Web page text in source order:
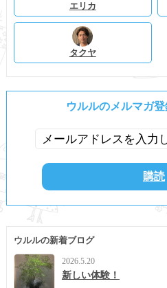
エリカ
タクヤ
ウルルのメルマガ
ウルルの新着ブログ
2026.5.20
新しい体験！